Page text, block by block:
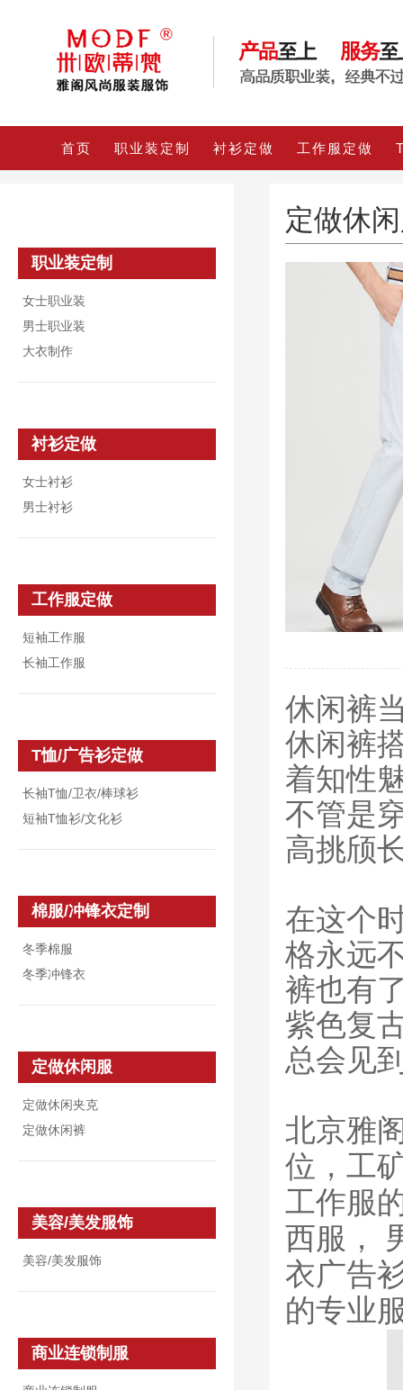
首页 职业装定制 衬衫定做 工作服定做
职业装定制
女士职业装
男士职业装
大衣制作
衬衫定做
女士衬衫
男士衬衫
工作服定做
短袖工作服
长袖工作服
T恤/广告衫定做
长袖T恤/卫衣/棒球衫
短袖T恤衫/文化衫
棉服/冲锋衣定制
冬季棉服
冬季冲锋衣
定做休闲服
定做休闲夹克
定做休闲裤
美容/美发服饰
美容/美发服饰
商业连锁制服
定做休
休闲裤
休闲裤
着知性
不管是
高挑颀
在这个
格永远
裤也有
紫色复
总会见
北京雅
位，工
工作服
西服，
衣广告
的专业